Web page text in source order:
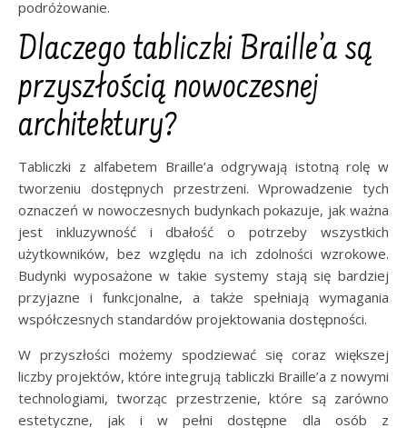
podróżowanie.
Dlaczego tabliczki Braille’a są
przyszłością nowoczesnej
architektury?
Tabliczki z alfabetem Braille’a odgrywają istotną rolę w
tworzeniu dostępnych przestrzeni. Wprowadzenie tych
oznaczeń w nowoczesnych budynkach pokazuje, jak ważna
jest inkluzywność i dbałość o potrzeby wszystkich
użytkowników, bez względu na ich zdolności wzrokowe.
Budynki wyposażone w takie systemy stają się bardziej
przyjazne i funkcjonalne, a także spełniają wymagania
współczesnych standardów projektowania dostępności.
W przyszłości możemy spodziewać się coraz większej
liczby projektów, które integrują tabliczki Braille’a z nowymi
technologiami, tworząc przestrzenie, które są zarówno
estetyczne, jak i w pełni dostępne dla osób z